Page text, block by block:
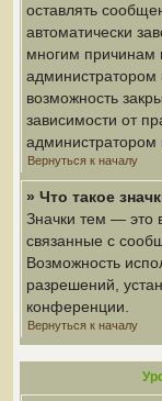
оставлять
автоматически
многим
возможность
зависимости от
администратором
Вернуться к началу
» Что такое
Значки тем — это
связанные с
Возможность
разрешений,
конференции.
Вернуться к началу